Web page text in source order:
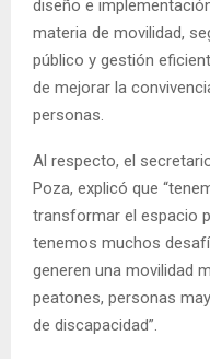
diseño e
materia de movilidad,
público y gestión
de mejorar la
personas.
Al respecto, el
Poza, explicó que
transformar el espacio
tenemos muchos
generen una movilidad
peatones, personas
de discapacidad”.